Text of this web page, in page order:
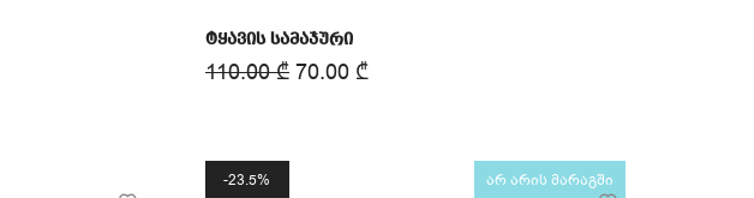
ტყავის სამაჯური
110.00₾ 70.00 ₾
23.5% არ არის მარაგში